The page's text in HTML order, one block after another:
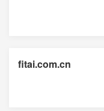
fitai.com.cn